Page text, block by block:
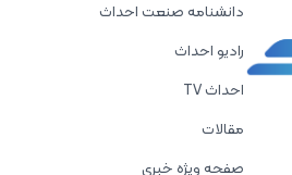
دانشنامه صنعت احداث
رادیو احداث
احداث TV
مقالات
صفحه ویژه خبری